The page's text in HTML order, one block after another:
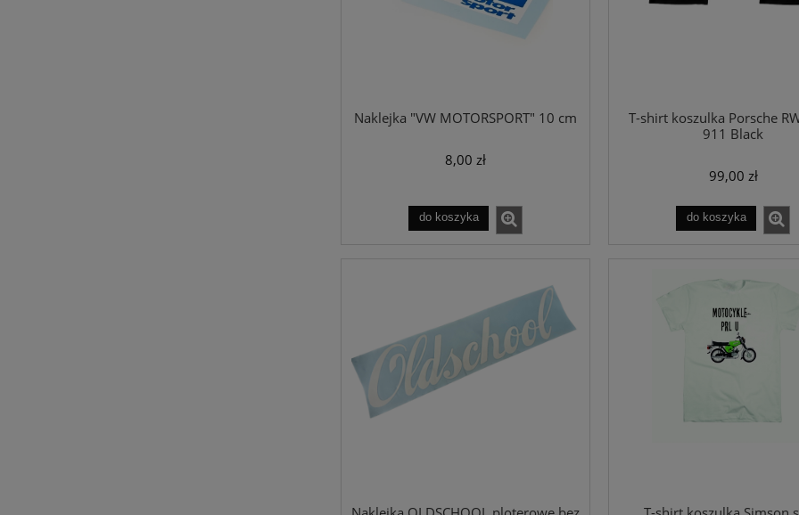
Naklejka "VW MOTORSPORT" 10 cm
8,00 zł
do koszyka
T-shirt koszulka Porsche
911 Black
99,00 zł
do koszyka